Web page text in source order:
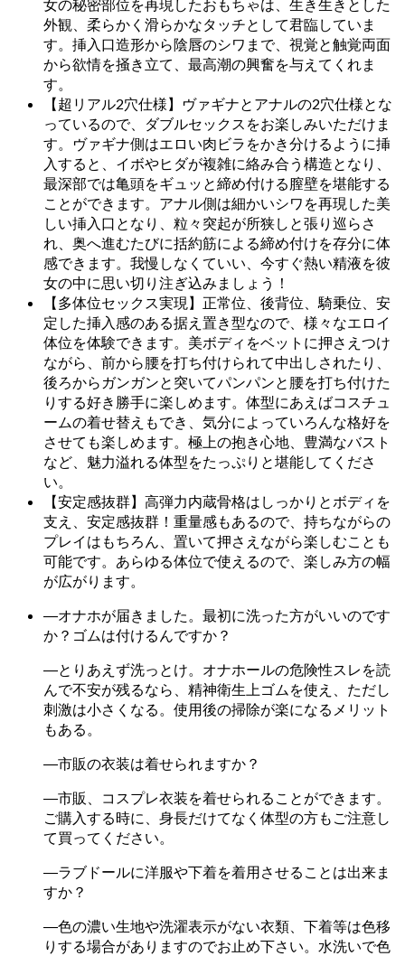
女の秘密部位を再現したおもちゃは、生き生きとした
外観、柔らかく滑らかなタッチとして君臨していま
す。挿入口造形から陰唇のシワまで、視覚と触覚両面
から欲情を掻き立て、最高潮の興奮を与えてくれま
す。
【超リアル2穴仕様】ヴァギナとアナルの2穴仕様とな
っているので、ダブルセックスをお楽しみいただけま
す。ヴァギナ側はエロい肉ビラをかき分けるように挿
入すると、イボやヒダが複雑に絡み合う構造となり、
最深部では亀頭をギュッと締め付ける膣壁を堪能する
ことができます。アナル側は細かいシワを再現した美
しい挿入口となり、粒々突起が所狭しと張り巡らさ
れ、奥へ進むたびに括約筋による締め付けを存分に体
感できます。我慢しなくていい、今すぐ熱い精液を彼
女の中に思い切り注ぎ込みましょう！
【多体位セックス実現】正常位、後背位、騎乗位、安
定した挿入感のある据え置き型なので、様々なエロイ
体位を体験できます。美ボディをベットに押さえつけ
ながら、前から腰を打ち付けられて中出しされたり、
後ろからガンガンと突いてパンパンと腰を打ち付けた
りする好き勝手に楽しめます。体型にあえばコスチュ
ームの着せ替えもでき、気分によっていろんな格好を
させても楽しめます。極上の抱き心地、豊満なバスト
など、魅力溢れる体型をたっぷりと堪能してくださ
い。
【安定感抜群】高弾力内蔵骨格はしっかりとボディを
支え、安定感抜群！重量感もあるので、持ちながらの
プレイはもちろん、置いて押さえながら楽しむことも
可能です。あらゆる体位で使えるので、楽しみ方の幅
が広がります。
―オナホが届きました。最初に洗った方がいいのです
か？ゴムは付けるんですか？
―とりあえず洗っとけ。オナホールの危険性スレを読
んで不安が残るなら、精神衛生上ゴムを使え、ただし
刺激は小さくなる。使用後の掃除が楽になるメリット
もある。
―市販の衣装は着せられますか？
―市販、コスプレ衣装を着せられることができます。
ご購入する時に、身長だけてなく体型の方もご注意し
て買ってください。
―ラブドールに洋服や下着を着用させることは出来ま
すか？
―色の濃い生地や洗濯表示がない衣類、下着等は色移
りする場合がありますのでお止め下さい。水洗いで色